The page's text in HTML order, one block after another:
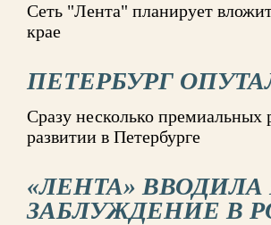
Сеть "Лента" планирует
крае
ПЕТЕРБУРГ
Сразу несколько премиальных
развитии в Петербурге
«ЛЕНТА»
ЗАБЛУЖДЕНИЕ В